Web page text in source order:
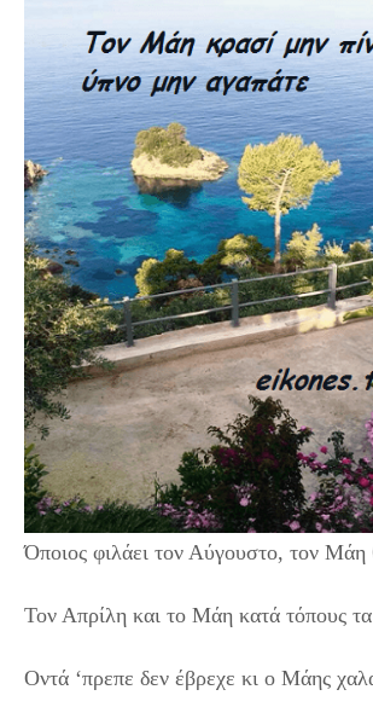
Όποιος φιλάει τον Αύγουστο, τον Μάη
Τον Απρίλη και το Μάη κατά τόπους
Οντά ‘πρεπε δεν έβρεχε κι ο Μάης